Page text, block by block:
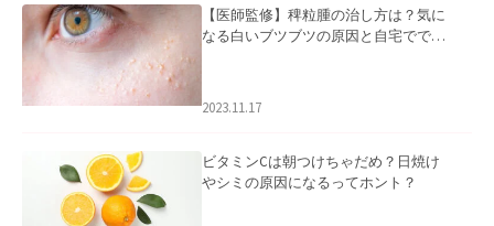
【医師監修】稗粒腫の治し方は？気に
なる白いブツブツの原因と自宅ででき
2023.11.17
ビタミンCは朝つけちゃだめ？日焼け
やシミの原因になるってホント？